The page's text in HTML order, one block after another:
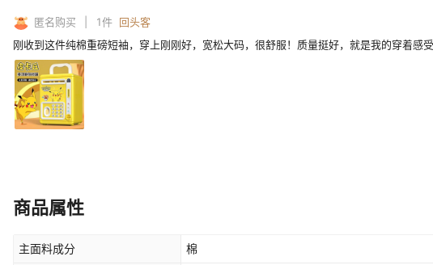
匿名购买 1件 回头客
刚收到这件纯棉重磅短袖，穿上刚刚好，宽松大码，很舒服！质量挺好，就是我的穿着
商品属性
主面料成分 棉